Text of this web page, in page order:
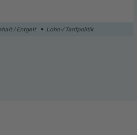
/ Entgelt Lohn-/ Tarifpolitik